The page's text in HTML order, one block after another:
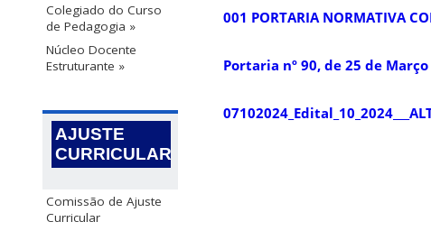
Colegiado do Curso
de Pedagogia »
Núcleo Docente
Estruturante »
AJUSTE
CURRICULAR
Comissão de Ajuste
Curricular
001 PORTARIA NORMATIVA
Portaria nº 90, de 25 de